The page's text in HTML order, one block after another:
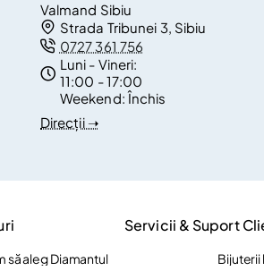
Valmand Sibiu
Strada Tribunei 3, Sibiu
0727 361 756
Luni - Vineri:
11:00 - 17:00
Weekend:Închis
Direcții ➝
să aleg Diamantul
Servicii & Suport
Bijuterii